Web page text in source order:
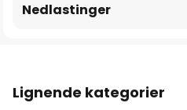
Nedlastinger
Lignende kategorier